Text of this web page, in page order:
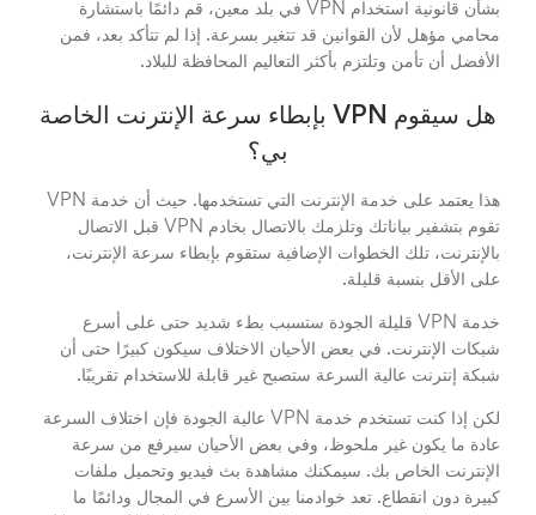
بشأن قانونية استخدام VPN في بلد معين، قم دائمًا باستشارة
محامي مؤهل لأن القوانين قد تتغير بسرعة. إذا لم تتأكد بعد، فمن
الأفضل أن تأمن وتلتزم بأكثر التعاليم المحافظة للبلاد.
هل سيقوم VPN بإبطاء سرعة الإنترنت الخاصة
بي؟
هذا يعتمد على خدمة الإنترنت التي تستخدمها. حيث أن خدمة VPN
تقوم بتشفير بياناتك وتلزمك بالاتصال بخادم VPN قبل الاتصال
بالإنترنت، تلك الخطوات الإضافية ستقوم بإبطاء سرعة الإنترنت،
على الأقل بنسبة قليلة.
خدمة VPN قليلة الجودة ستسبب بطء شديد حتى على أسرع
شبكات الإنترنت. في بعض الأحيان الاختلاف سيكون كبيرًا حتى أن
شبكة إنترنت عالية السرعة ستصبح غير قابلة للاستخدام تقريبًا.
لكن إذا كنت تستخدم خدمة VPN عالية الجودة فإن اختلاف السرعة
عادة ما يكون غير ملحوظ، وفي بعض الأحيان سيرفع من سرعة
الإنترنت الخاص بك. سيمكنك مشاهدة بث فيديو وتحميل ملفات
كبيرة دون انقطاع. تعد خوادمنا بين الأسرع في المجال ودائمًا ما